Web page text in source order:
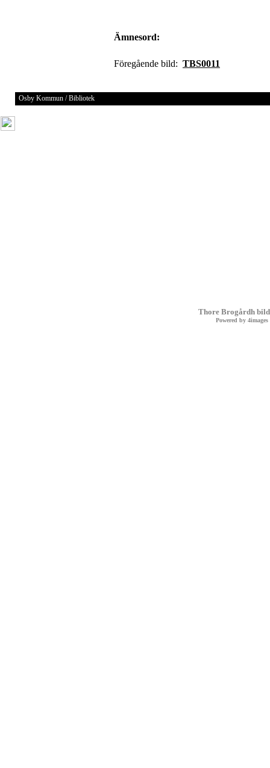
Ämnesord:
Föregående bild: TBS0011
Osby Kommun / Bibliotek
Thore Brogårdh
Powered by 4images